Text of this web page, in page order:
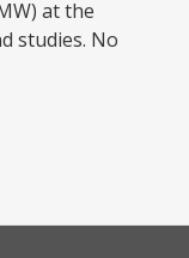
at the
studies. No